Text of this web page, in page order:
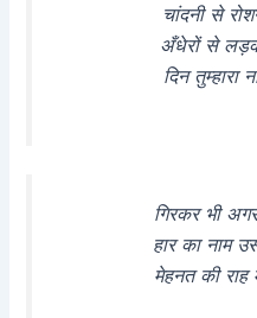
चांदनी से
अँधेरों से
दिन तुम्हारा
गिरकर भी
हार का नाम
मेहनत की